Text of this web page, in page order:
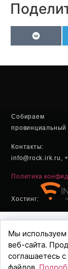
VK
Собираем
провинциальный
Контакты:
info@rock.irk.ru,
Политика
Хостинг:
Мы
веб-сайта.
соглашаетесь